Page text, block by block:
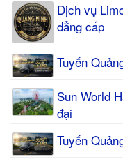
Dịch vụ
đẳng cấp
Tuyến
Sun World
đại
Tuyến